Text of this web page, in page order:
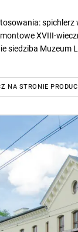
spichlerz
XVIII-
siedziba Muzeum
NA STRONIE